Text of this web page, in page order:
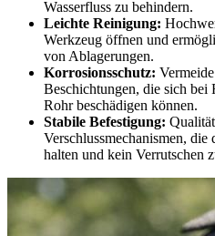
Wasserfluss zu behindern.
Leichte Reinigung:
Werkzeug öffnen und
von Ablagerungen.
Korrosionsschutz:
Beschichtungen, die sich bei
Rohr beschädigen können.
Stabile Befestigung:
Verschlussmechanismen, die
halten und kein Verrutschen